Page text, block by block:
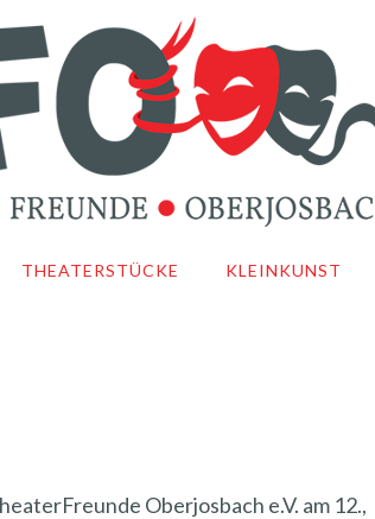
THEATERSTÜCKE KLEINKUNST
Oberjosbach e.V. am 12.,